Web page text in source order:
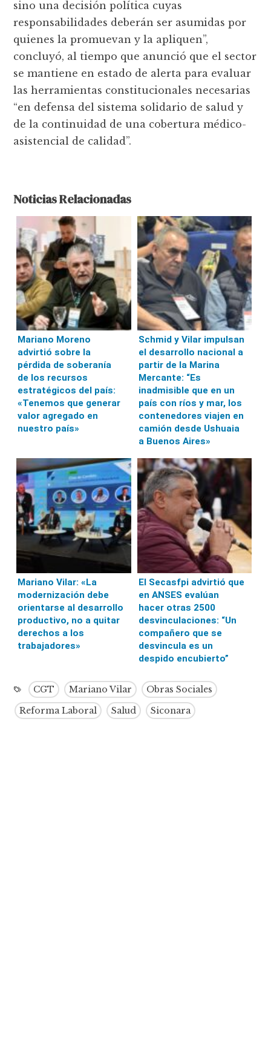
sino una decisión política cuyas
responsabilidades deberán ser asumidas por
quienes la promuevan y la apliquen”,
concluyó, al tiempo que anunció que el sector
se mantiene en estado de alerta para evaluar
las herramientas constitucionales necesarias
“en defensa del sistema solidario de salud y
de la continuidad de una cobertura médico-
asistencial de calidad”.
Noticias Relacionadas
Mariano Moreno
advirtió sobre la
pérdida de soberanía
de los recursos
estratégicos del país:
«Tenemos que generar
valor agregado en
nuestro país»
Schmid y Vilar impulsan
el desarrollo nacional a
partir de la Marina
Mercante: “Es
inadmisible que en un
país con ríos y mar, los
contenedores viajen en
camión desde Ushuaia
a Buenos Aires»
Mariano Vilar: «La
modernización debe
orientarse al desarrollo
productivo, no a quitar
derechos a los
trabajadores»
El Secasfpi advirtió que
en ANSES evalúan
hacer otras 2500
desvinculaciones: “Un
compañero que se
desvincula es un
despido encubierto”
CGT Mariano Vilar
Obras Sociales
Reforma Laboral
Salud Siconara